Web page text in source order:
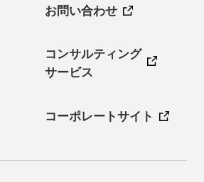
お問い合わせ
コンサルティング
サービス
コーポレートサイト